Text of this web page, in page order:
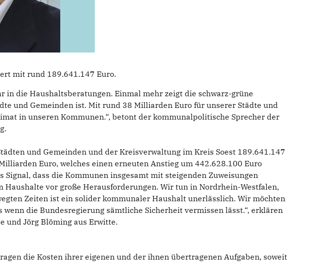
mit rund 189.641.147 Euro.
in die Haushaltsberatungen. Einmal mehr zeigt die schwarz-grüne
und Gemeinden ist. Mit rund 38 Milliarden Euro für unserer Städte und
in unseren Kommunen.“, betont der kommunalpolitische Sprecher der
und Gemeinden und der Kreisverwaltung im Kreis Soest 189.641.147
Euro, welches einen erneuten Anstieg um 442.628.100 Euro
dass die Kommunen insgesamt mit steigenden Zuweisungen
vor große Herausforderungen. Wir tun in Nordrhein-Westfalen,
Zeiten ist ein solider kommunaler Haushalt unerlässlich. Wir möchten
die Bundesregierung sämtliche Sicherheit vermissen lässt.“, erklären
und Jörg Blöming aus Erwitte.
die Kosten ihrer eigenen und der ihnen übertragenen Aufgaben, soweit